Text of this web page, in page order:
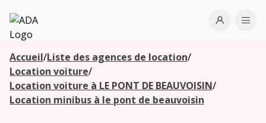
ADA
Open
Accueil/Liste des agences de location/
Location voiture/
Location voiture à LE PONT DE BEAUVOISIN/
Location minibus à le pont de beauvoisin
Les
agences à
proximité